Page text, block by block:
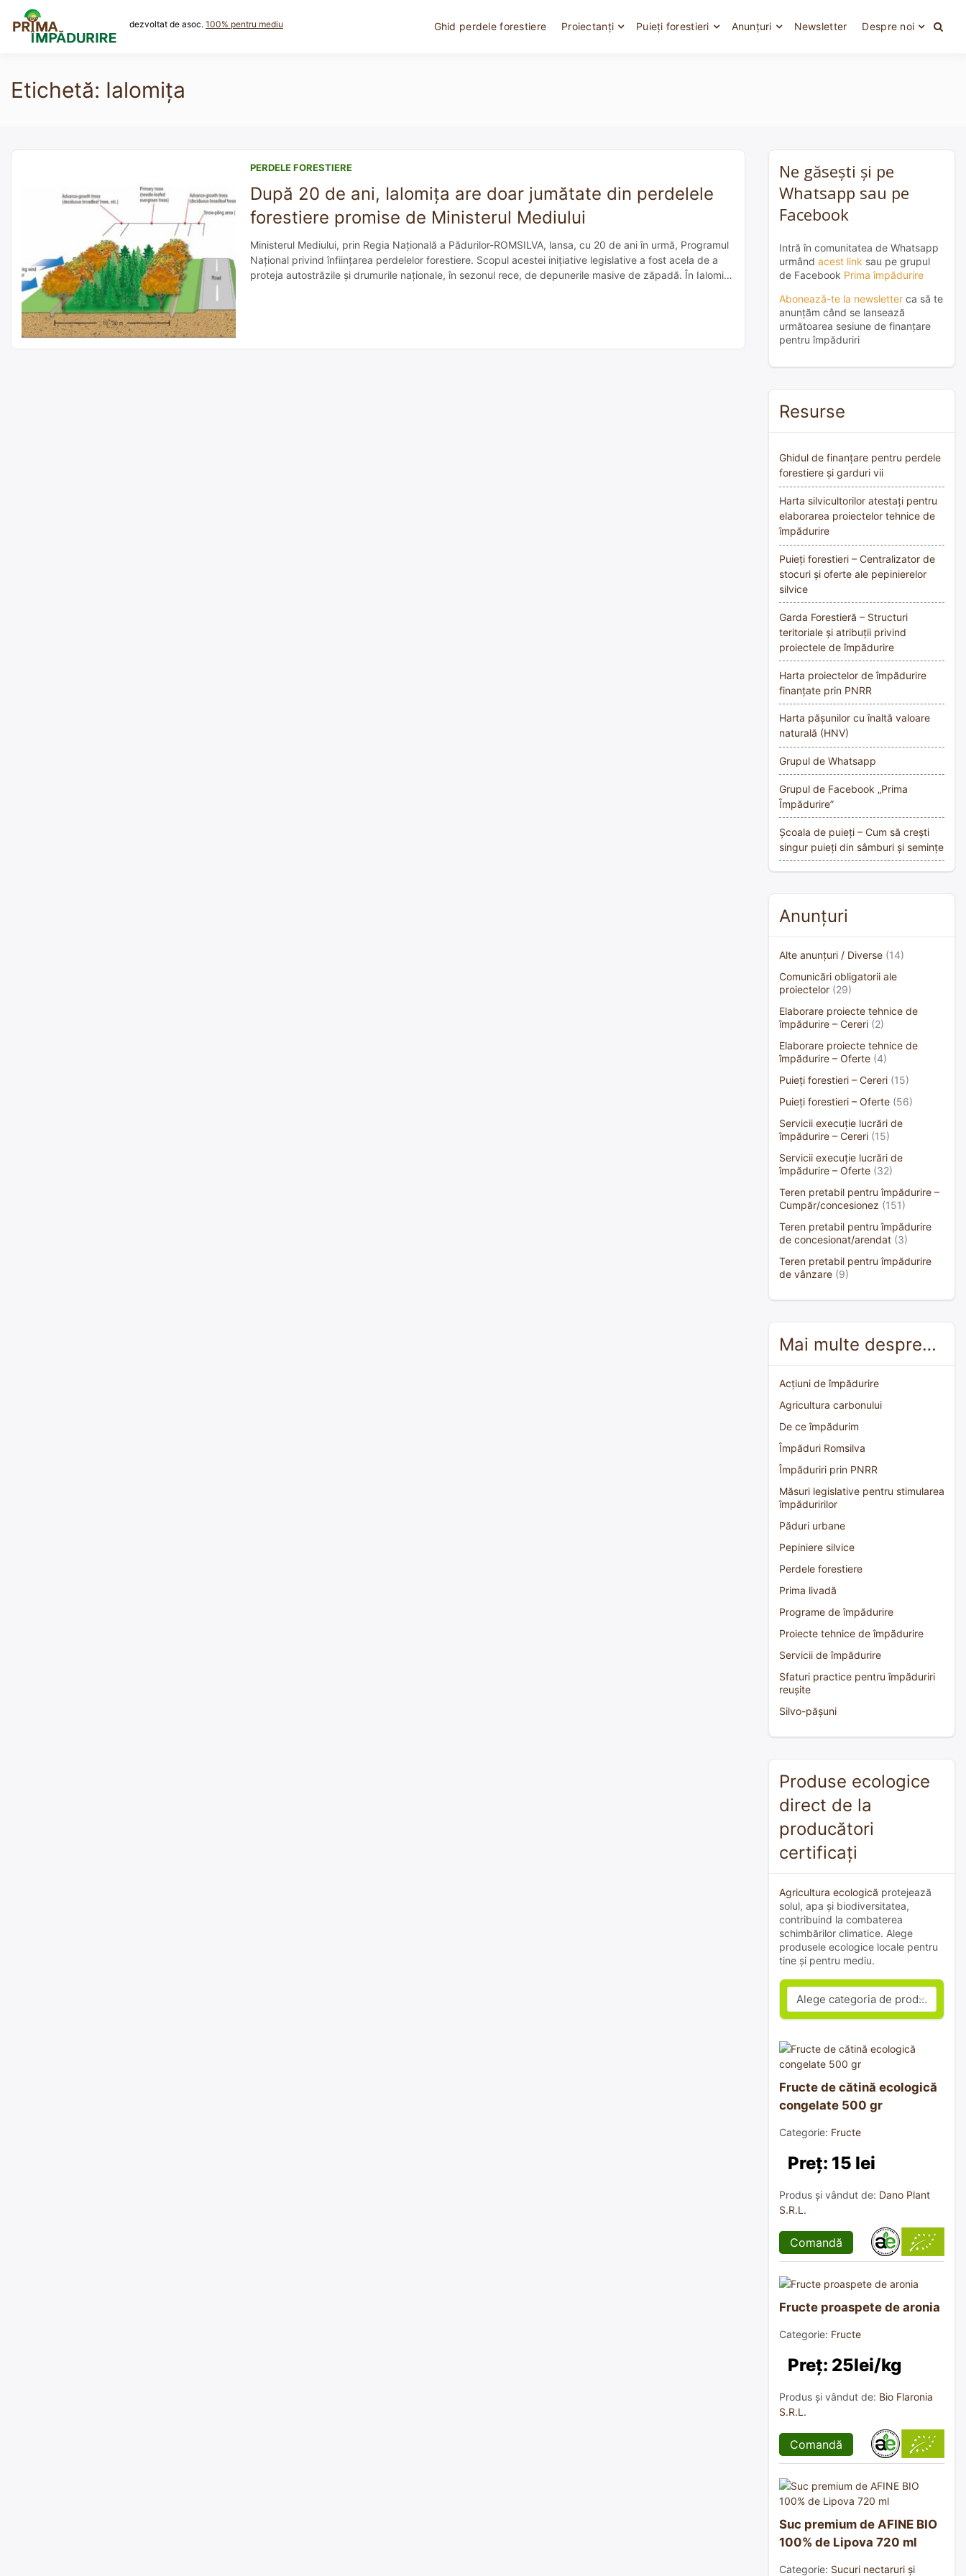
content
dezvoltat de asoc. 100% pentru mediu Ghid perdele forestiere Proiectanți Puieți forestieri Anunțuri Newsletter Despre noi
Etichetă: Ialomița
PERDELE FORESTIERE
După 20 de ani, Ialomița are doar jumătate din perdelele
forestiere promise de Ministerul Mediului
Ministerul Mediului, prin Regia Națională a Pădurilor-ROMSILVA, lansa, cu 20 de ani în urmă, Programul
Național privind înființarea perdelelor forestiere. Scopul acestei inițiative le­gislative a fost acela de a
proteja autostrăzile și drumurile na­ționale, în sezonul rece, de depunerile masive de zăpadă. În Ialomița
Ne găsești și pe
Whatsapp sau pe
Facebook
Intră în comunitatea de Whatsapp
urmând acest link sau pe grupul
de Facebook Prima împădurire
Abonează-te la newsletter ca să te
anunțăm când se lansează
următoarea sesiune de finanțare
pentru împăduriri
Resurse
Ghidul de finanțare pentru perdele
forestiere și garduri vii
Harta silvicultorilor atestați pentru
elaborarea proiectelor tehnice de
împădurire
Puieți forestieri – Centralizator de
stocuri și oferte ale pepinierelor
silvice
Garda Forestieră – Structuri
teritoriale și atribuții privind
proiectele de împădurire
Harta proiectelor de împădurire
finanțate prin PNRR
Harta pășunilor cu înaltă valoare
naturală (HNV)
Grupul de Whatsapp
Grupul de Facebook „Prima
Împădurire”
Școala de puieți – Cum să crești
singur puieți din sâmburi și semințe
Anunțuri
Alte anunțuri / Diverse (14)
Comunicări obligatorii ale
proiectelor (29)
Elaborare proiecte tehnice de
împădurire – Cereri (2)
Elaborare proiecte tehnice de
împădurire – Oferte (4)
Puieți forestieri – Cereri (15)
Puieți forestieri – Oferte (56)
Servicii execuție lucrări de
împădurire – Cereri (15)
Servicii execuție lucrări de
împădurire – Oferte (32)
Teren pretabil pentru împădurire –
Cumpăr/concesionez (151)
Teren pretabil pentru împădurire
de concesionat/arendat (3)
Teren pretabil pentru împădurire
de vânzare (9)
Mai multe despre…
Acțiuni de împădurire
Agricultura carbonului
De ce împădurim
Împăduri Romsilva
Împăduriri prin PNRR
Măsuri legislative pentru stimularea
împăduririlor
Păduri urbane
Pepiniere silvice
Perdele forestiere
Prima livadă
Programe de împădurire
Proiecte tehnice de împădurire
Servicii de împădurire
Sfaturi practice pentru împăduriri
reușite
Silvo-pășuni
Produse ecologice
direct de la
producători
certificați
Agricultura ecologică protejează
solul, apa și biodiversitatea,
contribuind la combaterea
schimbărilor climatice. Alege
produsele ecologice locale pentru
tine și pentru mediu.
Fructe de cătină ecologică
congelate 500 gr
Categorie: Fructe
Preț: 15 lei
Produs și vândut de: Dano Plant
S.R.L.
Comandă
Fructe proaspete de aronia
Categorie: Fructe
Preț: 25lei/kg
Produs și vândut de: Bio Flaronia
S.R.L.
Comandă
Suc premium de AFINE BIO
100% de Lipova 720 ml
Categorie: Sucuri nectaruri și